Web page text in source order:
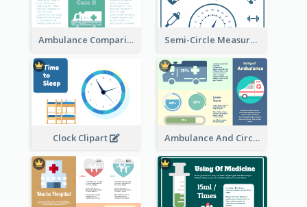
Ambulance Comparison Semi-Circle Measurement Clipart
Clock Clipart Ambulance And Circular Informative Report